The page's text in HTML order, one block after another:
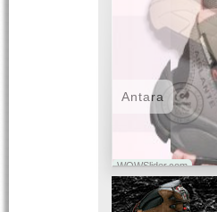
WOWSlider.com
Antara